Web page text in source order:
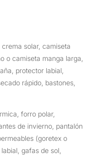
solar, camiseta
o camiseta manga larga,
protector labial,
rápido, bastones,
forro polar,
de invierno, pantalón
(goretex o
gafas de sol,